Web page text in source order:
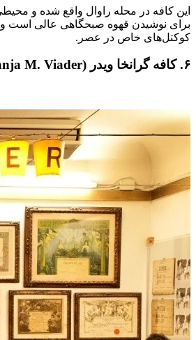
این کافه در محله راوال واقع شده و
برای نوشیدن قهوه صبحگاهی عالی است
کوکتل‌های خاص در عصر.
۶. کافه گرانخا ویدر (Granja M. Viader)